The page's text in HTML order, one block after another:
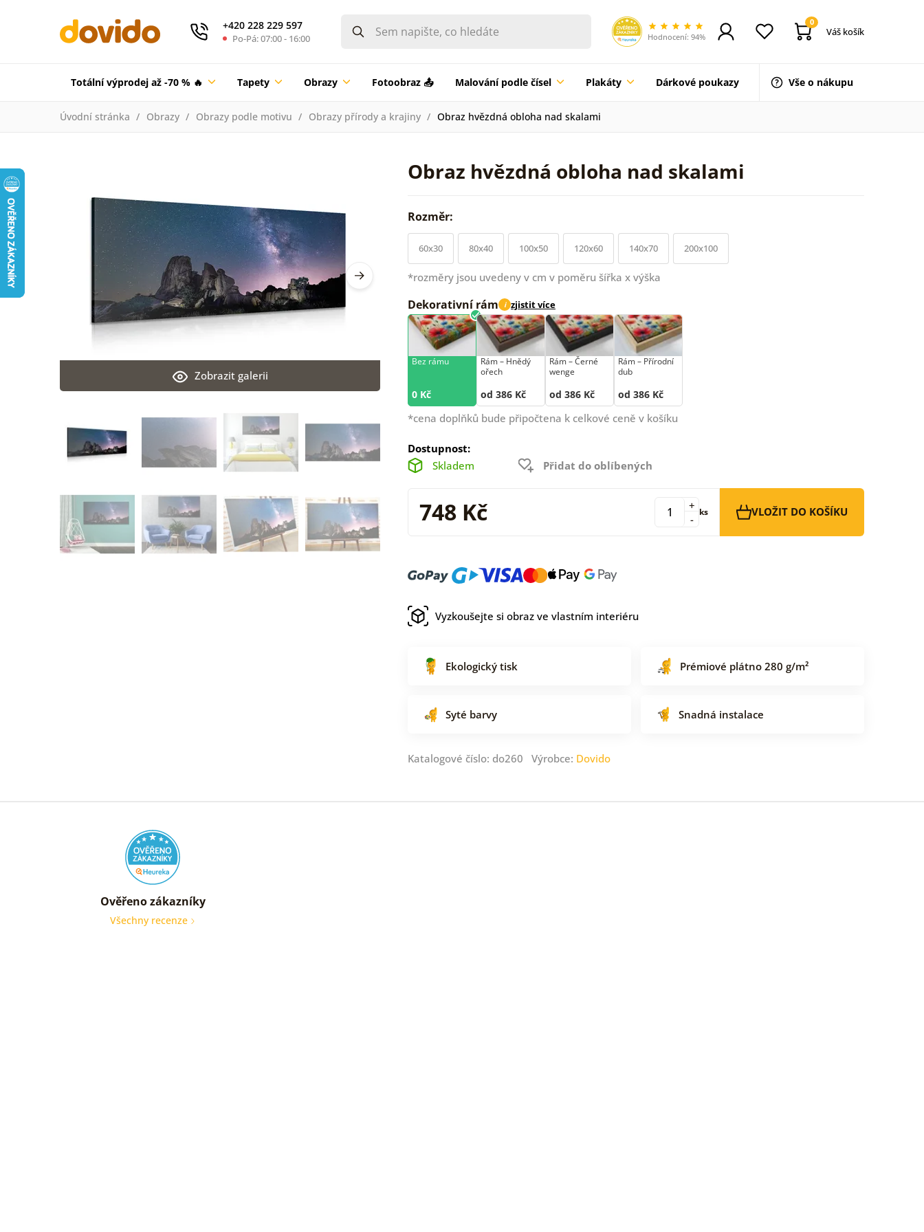
+420 228 229 597
Po-Pá: 07:00 - 16:00 Hodnocení: 94%
0
Váš košík
Totální výprodej až -70 % 🔥 Tapety Obrazy Fotoobraz 📤 Malování podle čísel Plakáty Dárkové poukazy Vše o nákupu
Úvodní stránka Obrazy Obrazy podle motivu Obrazy přírody a krajiny Obraz hvězdná obloha nad skalami
Obraz hvězdná obloha nad skalami
Zobrazit galerii
Rozměr:
60x30 80x40 100x50 120x60 140x70 200x100
*rozměry jsou uvedeny v cm v poměru šířka x výška
Dekorativní rám i zjistit více
Bez rámu
0 Kč
Rám –⁠⁠⁠⁠⁠⁠ Hnědý
ořech
od 386 Kč
Rám –⁠⁠⁠⁠⁠⁠ Černé
wenge
od 386 Kč
Rám –⁠⁠⁠⁠⁠⁠ Přírodní
dub
od 386 Kč
*cena doplňků bude připočtena k celkové ceně v košíku
Dostupnost:
Skladem
Přidat do oblíbených
748 Kč -
+ ks VLOŽIT DO KOŠÍKU
Vyzkoušejte si obraz ve vlastním interiéru
Ekologický tisk Prémiové plátno 280 g/m²
Syté barvy Snadná instalace
Katalogové číslo: do260 Výrobce: Dovido
Ověřeno zákazníky
Všechny recenze